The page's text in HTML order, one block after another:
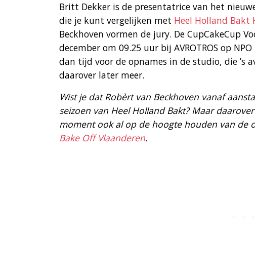
Britt Dekker is de presentatrice van het
die je kunt vergelijken met Heel Holland Bakt
Beckhoven vormen de jury. De CupCakeCup
december om 09.25 uur bij AVROTROS op
dan tijd voor de opnames in de studio, die ’s
daarover later meer.
Wist je dat Robèrt van Beckhoven vanaf
seizoen van Heel Holland Bakt? Maar
moment ook al op de hoogte houden van de
Bake Off Vlaanderen.